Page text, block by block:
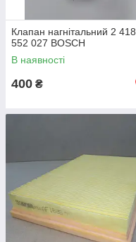
Клапан нагнітальний 2 418
552 027 BOSCH
В наявності
400 ₴